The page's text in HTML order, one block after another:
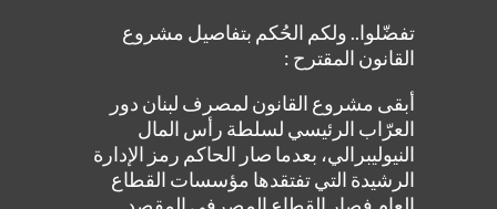
تفضّلوا.. ولكم الحُكم بتفاصيل مشروع
القانون المقترح :
أبقى مشروع القانون لمصرف لبنان دور
العرّاب الرئيسي لسلطة رأس المال
النيوليبرالي، بعدما صار الحاكم رمز الإدارة
الرشيدة التي تفتقدها مؤسسات القطاع